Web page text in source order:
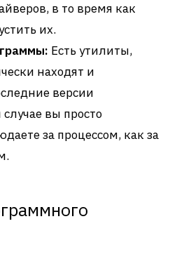
в то время как
их.
Есть утилиты,
находят и
версии
вы просто
за процессом, как за